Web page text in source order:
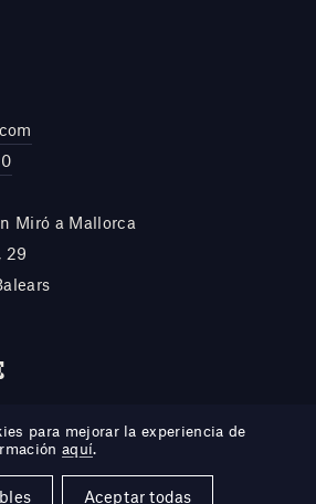
Miró a Mallorca
29
para mejorar la experiencia de
aquí.
Aceptar todas